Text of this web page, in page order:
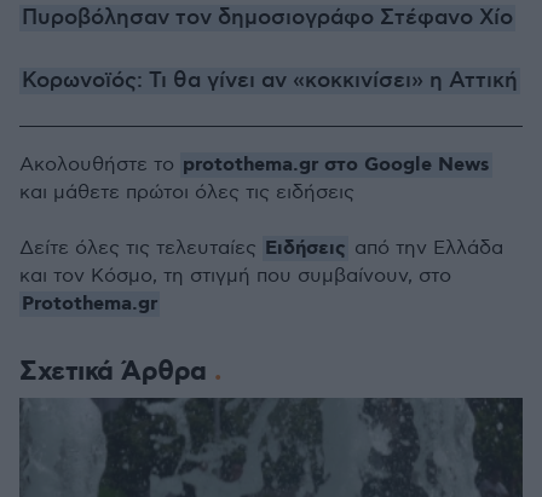
Πυροβόλησαν τον δημοσιογράφο Στέφανο Χίο
Κορωνοϊός: Τι θα γίνει αν «κοκκινίσει» η Αττική
Σχετικά Άρθρα
Ακολουθήστε το protothema.gr στο Google News
και μάθετε πρώτοι όλες τις ειδήσεις
Δείτε όλες τις τελευταίες Ειδήσεις από την Ελλάδα
και τον Κόσμο, τη στιγμή που συμβαίνουν, στο
Protothema.gr